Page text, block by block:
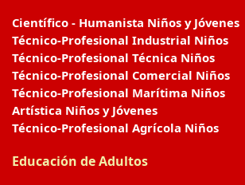
Científico - Humanista Niños y Jóvenes
Técnico-Profesional Industrial Niños
Técnico-Profesional Técnica Niños
Técnico-Profesional Comercial Niños
Técnico-Profesional Marítima Niños
Artística Niños y Jóvenes
Técnico-Profesional Agrícola Niños
Educación de Adultos